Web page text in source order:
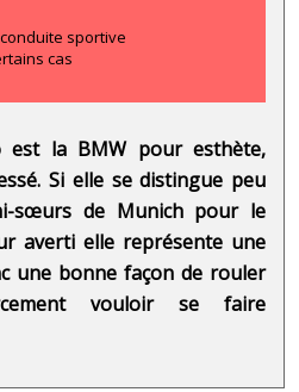
sportive
cas
est la BMW pour esthète,
Si elle se distingue peu
sœurs de Munich pour le
averti elle représente une
une bonne façon de rouler
vouloir se faire